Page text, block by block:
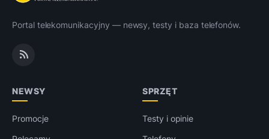
Portal telekomunikacyjny — newsy, testy i baza telefonów.
NEWSY
Promocje
SPRZĘT
Testy i opinie